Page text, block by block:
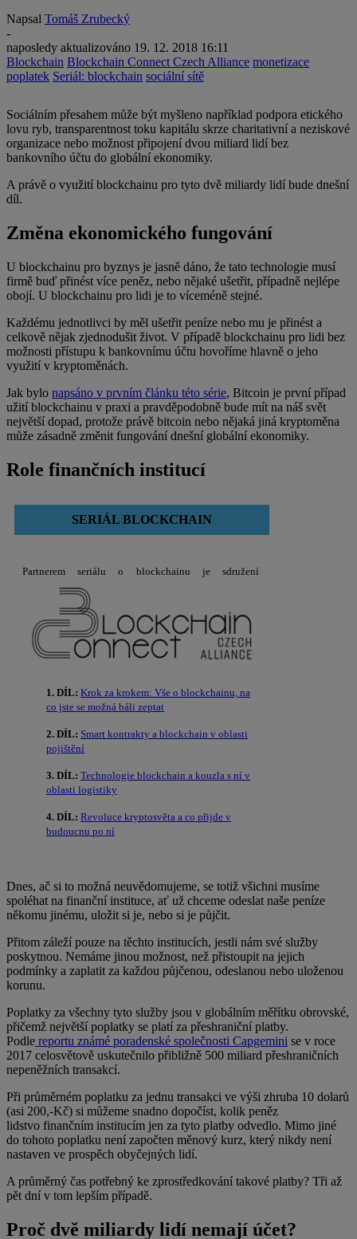
Napsal Tomáš Zrubecký
-
naposledy aktualizováno 19. 12. 2018 16:11
Blockchain Blockchain Connect Czech Alliance monetizace
poplatek Seriál: blockchain sociální sítě
Sociálním přesahem může být myšleno například podpora etického
lovu ryb, transparentnost toku kapitálu skrze charitativní a neziskové
organizace nebo možnost připojení dvou miliard lidí bez
bankovního účtu do globální ekonomiky.
A právě o využití blockchainu pro tyto dvě miliardy lidí bude dnešní
díl.
Změna ekonomického fungování
U blockchainu pro byznys je jasně dáno, že tato technologie musí
firmě buď přinést více peněz, nebo nějaké ušetřit, případně nejlépe
obojí. U blockchainu pro lidi je to víceméně stejné.
Každému jednotlivci by měl ušetřit peníze nebo mu je přinést a
celkově nějak zjednodušit život. V případě blockchainu pro lidi bez
možnosti přístupu k bankovnímu účtu hovoříme hlavně o jeho
využití v kryptoměnách.
Jak bylo napsáno v prvním článku této série, Bitcoin je první případ
užití blockchainu v praxi a pravděpodobně bude mít na náš svět
největší dopad, protože právě bitcoin nebo nějaká jiná kryptoměna
může zásadně změnit fungování dnešní globální ekonomiky.
Role finančních institucí
SERIÁL BLOCKCHAIN
Partnerem seriálu o blockchainu je sdružení
1. DÍL: Krok za krokem: Vše o blockchainu, na
co jste se možná báli zeptat
2. DÍL: Smart kontrakty a blockchain v oblasti
pojištění
3. DÍL: Technologie blockchain a kouzla s ní v
oblasti logistiky
4. DÍL: Revoluce kryptosvěta a co přijde v
budoucnu po ní
Dnes, ač si to možná neuvědomujeme, se totiž všichni musíme
spoléhat na finanční instituce, ať už chceme odeslat naše peníze
někomu jinému, uložit si je, nebo si je půjčit.
Přitom záleží pouze na těchto institucích, jestli nám své služby
poskytnou. Nemáme jinou možnost, než přistoupit na jejich
podmínky a zaplatit za každou půjčenou, odeslanou nebo uloženou
korunu.
Poplatky za všechny tyto služby jsou v globálním měřítku obrovské,
přičemž největší poplatky se platí za přeshraniční platby.
Podle reportu známé poradenské společnosti Capgemini se v roce
2017 celosvětově uskutečnilo přibližně 500 miliard přeshraničních
nepeněžních transakcí.
Při průměrném poplatku za jednu transakci ve výši zhruba 10 dolarů
(asi 200,-Kč) si můžeme snadno dopočíst, kolik peněz
lidstvo finančním institucím jen za tyto platby odvedlo. Mimo jiné
do tohoto poplatku není započten měnový kurz, který nikdy není
nastaven ve prospěch obyčejných lidí.
A průměrný čas potřebný ke zprostředkování takové platby? Tři až
pět dní v tom lepším případě.
Proč dvě miliardy lidí nemají účet?